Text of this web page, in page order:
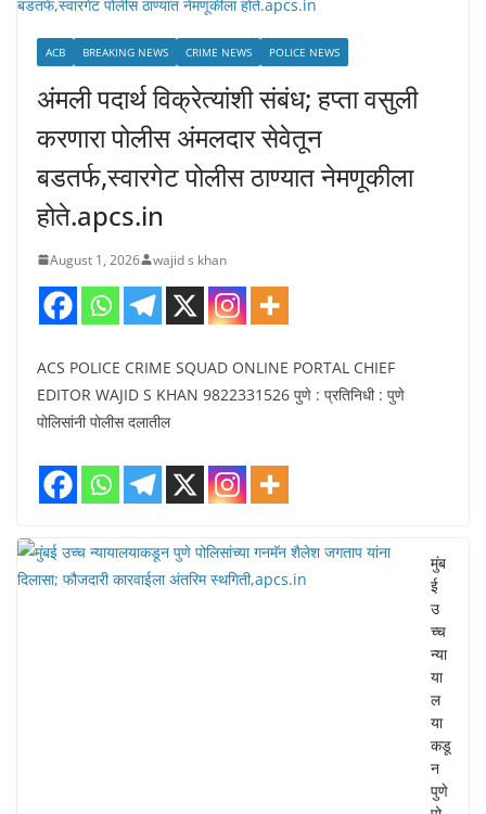
ACB BREAKING NEWS CRIME NEWS POLICE NEWS
अंमली पदार्थ विक्रेत्यांशी संबंध; हप्ता वसुली
करणारा पोलीस अंमलदार सेवेतून
बडतर्फ,स्वारगेट पोलीस ठाण्यात नेमणूकीला
होते.apcs.in
August 1, 2026 wajid s khan
ACS POLICE CRIME SQUAD ONLINE PORTAL CHIEF
EDITOR WAJID S KHAN 9822331526 पुणे : प्रतिनिधी : पुणे
पोलिसांनी पोलीस दलातील
मुंब
ई
उ
च्च
न्या
या
ल
या
कडू
न
पुणे